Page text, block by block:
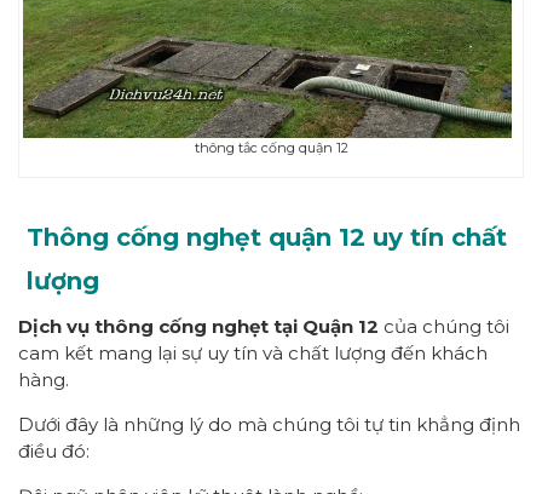
thông tắc cống quận 12
Thông cống nghẹt quận 12 uy tín chất
lượng
Dịch vụ thông cống nghẹt tại Quận 12 của chúng tôi
cam kết mang lại sự uy tín và chất lượng đến khách
hàng.
Dưới đây là những lý do mà chúng tôi tự tin khẳng định
điều đó: